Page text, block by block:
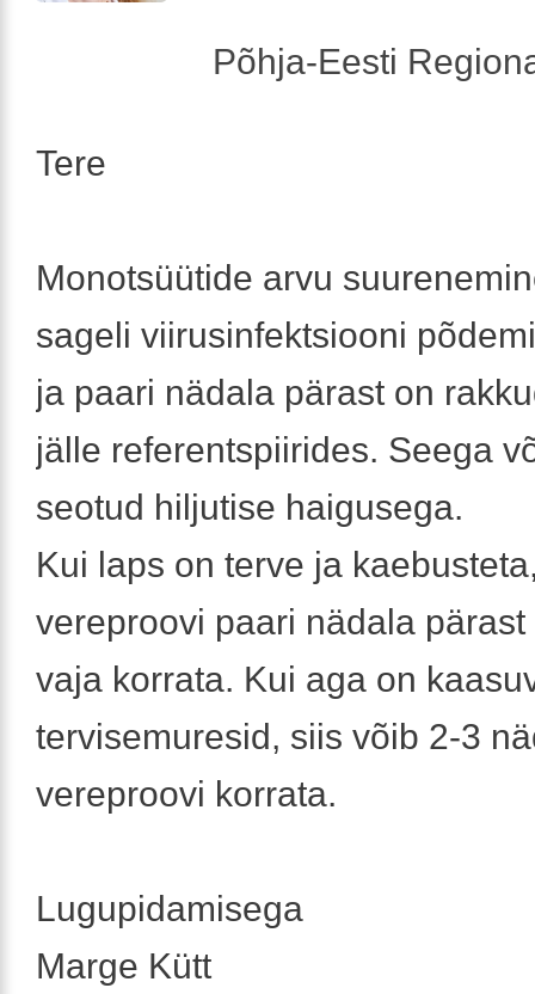
Põhja-Eesti
Tere
Monotsüütide arvu
sageli viirusinfektsiooni
ja paari nädala pärast on
jälle referentspiirides. Seega
seotud hiljutise haigusega.
Kui laps on terve ja
vereproovi paari nädala
vaja korrata. Kui aga on
tervisemuresid, siis võib 2-3
vereproovi korrata.
Lugupidamisega
Marge Kütt